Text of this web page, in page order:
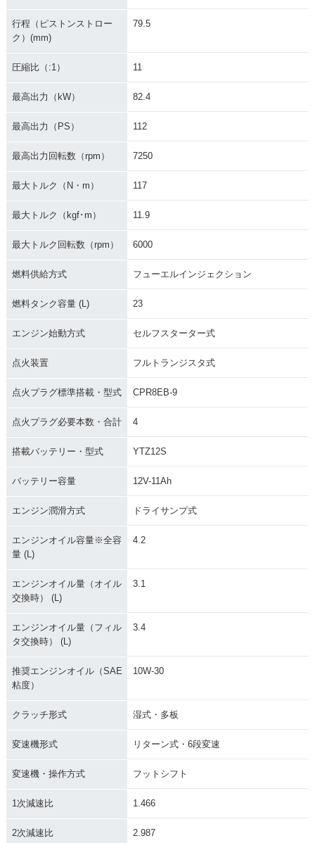
行程（ピストンストロー
ク）(mm)
79.5
圧縮比（:1） 11
最高出力（kW） 82.4
最高出力（PS） 112
最高出力回転数（rpm） 7250
最大トルク（N・m） 117
最大トルク（kgf･m） 11.9
最大トルク回転数（rpm） 6000
燃料供給方式 フューエルインジェクション
燃料タンク容量 (L) 23
エンジン始動方式 セルフスターター式
点火装置 フルトランジスタ式
点火プラグ標準搭載・型式 CPR8EB-9
点火プラグ必要本数・合計 4
搭載バッテリー・型式 YTZ12S
バッテリー容量 12V-11Ah
エンジン潤滑方式 ドライサンプ式
エンジンオイル容量※全容
量 (L)
4.2
エンジンオイル量（オイル
交換時） (L)
3.1
エンジンオイル量（フィル
タ交換時） (L)
3.4
推奨エンジンオイル（SAE
粘度）
10W-30
クラッチ形式 湿式・多板
変速機形式 リターン式・6段変速
変速機・操作方式 フットシフト
1次減速比 1.466
2次減速比 2.987